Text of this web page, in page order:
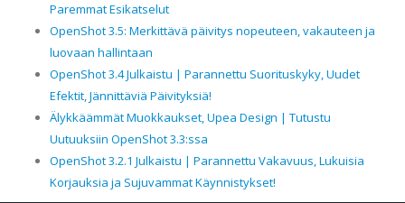
Paremmat Esikatselut
OpenShot 3.5: Merkittävä päivitys nopeuteen, vakauteen ja
luovaan hallintaan
OpenShot 3.4 Julkaistu | Parannettu Suorituskyky, Uudet
Efektit, Jännittäviä Päivityksiä!
Älykkäämmät Muokkaukset, Upea Design | Tutustu
Uutuuksiin OpenShot 3.3:ssa
OpenShot 3.2.1 Julkaistu | Parannettu Vakavuus, Lukuisia
Korjauksia ja Sujuvammat Käynnistykset!